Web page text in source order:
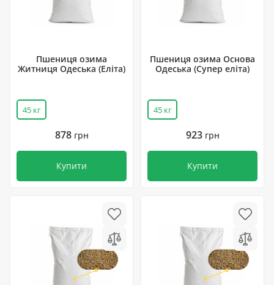
Пшениця озима
Житниця Одеська (Еліта)
45 кг
878 грн
Купити
Пшениця озима Основа
Одеська (Супер еліта)
45 кг
923 грн
Купити